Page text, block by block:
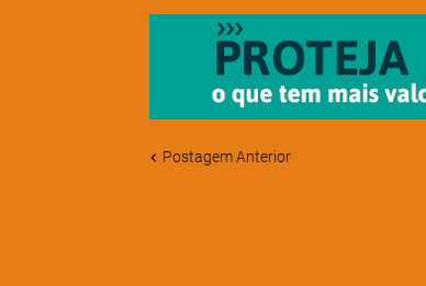
Postagem Anterior